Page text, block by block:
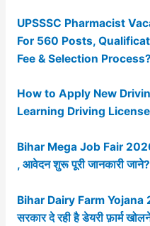
UPSSSC Pharmacist
For 560 Posts,
Fee & Selection Process?
How to Apply New
Learning Driving
Bihar Mega Job Fair 2026
, आवेदन शुरू पूरी जानकारी जाने?
Bihar Dairy Farm Yojana
सरकार दे रही है डेयरी फ़ार्म